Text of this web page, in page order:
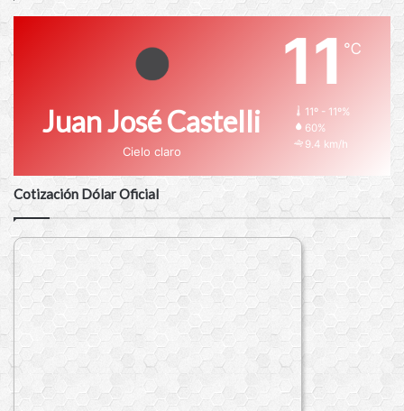
Juan José Castelli
Cielo claro
11℃
11º - 11º%
60%
9.4 km/h
Cotización Dólar Oficial